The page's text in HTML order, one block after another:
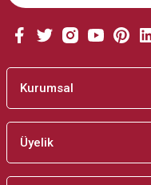
Kurumsal
Üyelik